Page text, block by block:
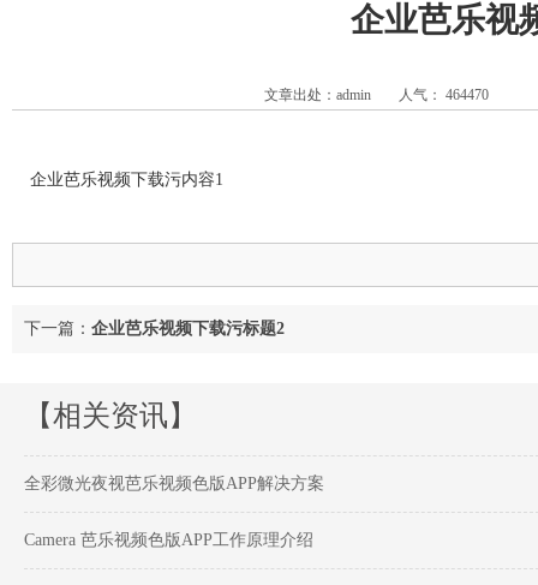
企业芭乐视
文章出处：admin 人气： 464470
企业芭乐视频下载污内容1
下一篇： 企业芭乐视频下载污标题2
【相关资讯】
全彩微光夜视芭乐视频色版APP解决方案
Camera 芭乐视频色版APP工作原理介绍